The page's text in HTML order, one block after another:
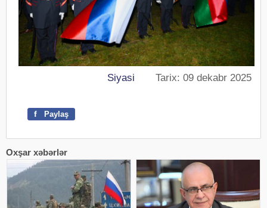
Siyasi Tarix: 09 dekabr 2025
f Paylaş
Oxşar xəbərlər